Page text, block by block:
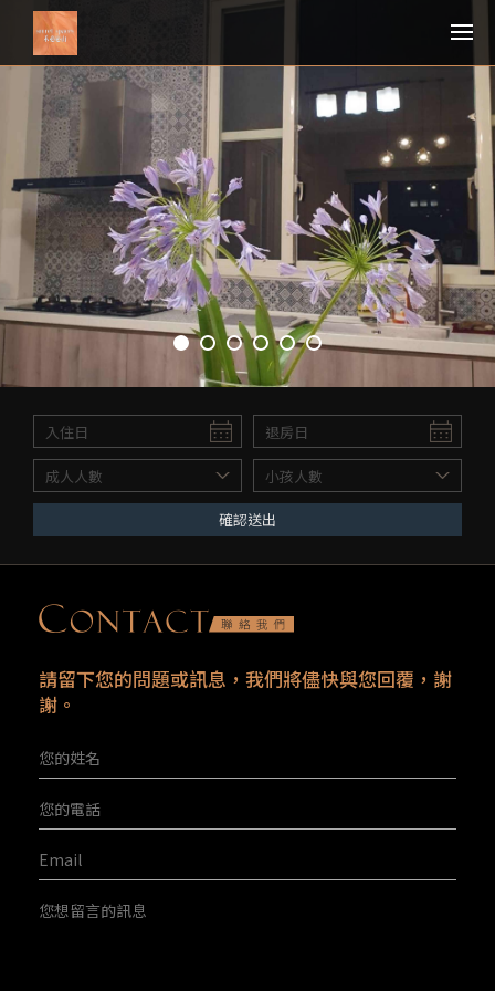
確認送出
請留下您的問題或訊息，我們將儘快與您回覆，謝
謝。